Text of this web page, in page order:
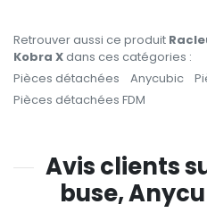
Retrouver aussi ce produit
Kobra Xdans ces catégories :
Pièces détachées
Anycubic
Pièces détachées FDM
Avis clients
buse,